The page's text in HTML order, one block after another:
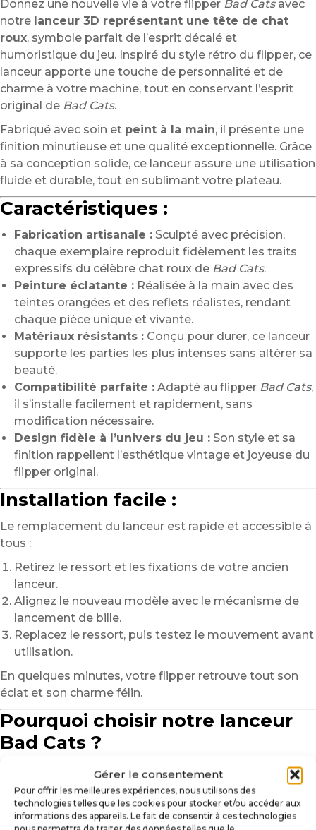
Gérer le consentement
Pour offrir les meilleures expériences, nous utilisons des
technologies telles que les cookies pour stocker et/ou accéder aux
informations des appareils. Le fait de consentir à ces technologies
Donnez une nouvelle vie à votre flipper Bad Catsavec
notre lanceur 3D représentant une tête de chat
roux, symbole parfait de l’esprit décalé et
humoristique du jeu. Inspiré du style rétro du flipper, ce
lanceur apporte une touche de personnalité et de
charme à votre machine, tout en conservant l’esprit
original de Bad Cats.
Fabriqué avec soin et peint à la main, il présente une
finition minutieuse et une qualité exceptionnelle. Grâce
à sa conception solide, ce lanceur assure une utilisation
fluide et durable, tout en sublimant votre plateau.
Caractéristiques :
Fabrication artisanale : Sculpté avec précision,
chaque exemplaire reproduit fidèlement les traits
expressifs du célèbre chat roux de Bad Cats.
Peinture éclatante : Réalisée à la main avec des
teintes orangées et des reflets réalistes, rendant
chaque pièce unique et vivante.
Matériaux résistants : Conçu pour durer, ce lanceur
supporte les parties les plus intenses sans altérer sa
beauté.
Compatibilité parfaite : Adapté au flipper Bad Cats,
il s’installe facilement et rapidement, sans
modification nécessaire.
Design fidèle à l’univers du jeu : Son style et sa
finition rappellent l’esthétique vintage et joyeuse du
flipper original.
Installation facile :
Le remplacement du lanceur est rapide et accessible à
tous :
Retirez le ressort et les fixations de votre ancien
lanceur.
Alignez le nouveau modèle avec le mécanisme de
lancement de bille.
Replacez le ressort, puis testez le mouvement avant
utilisation.
En quelques minutes, votre flipper retrouve tout son
éclat et son charme félin.
Pourquoi choisir notre lanceur
Bad Cats ?
Un hommage à l’univers du flipper :
Ce lanceur
incarne l’esprit drôle et décontracté deBad Cats.
Un design expressif et authentique :La tête de
chat roux sculptée et peinte à la main attire tous les